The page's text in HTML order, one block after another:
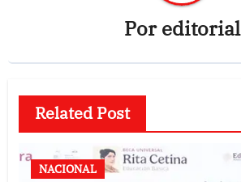
Poreditorial
Related Post
NACIONAL